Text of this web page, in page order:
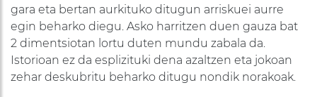
gara eta bertan aurkituko ditugun arriskuei aurre
egin beharko diegu. Asko harritzen duen gauza bat
2 dimentsiotan lortu duten mundu zabala da.
Istorioan ez da esplizituki dena azaltzen eta jokoan
zehar deskubritu beharko ditugu nondik norakoak.